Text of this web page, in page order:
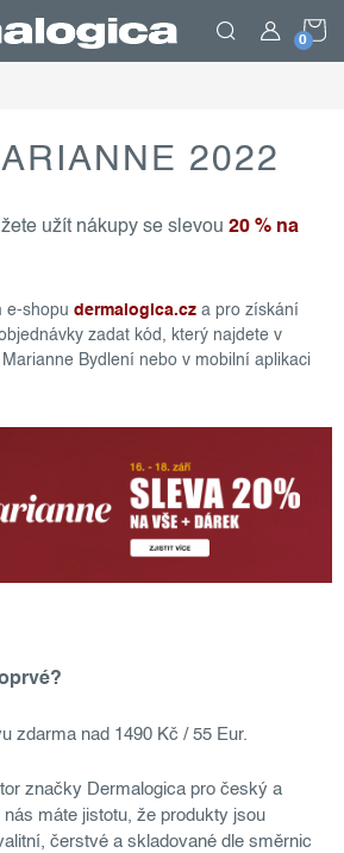
2022
užít nákupy se slevou 20 % na
e-shopu dermalogica.cz a pro získání
zadat kód, který najdete v
Bydlení nebo v mobilní aplikaci
zdarma nad 1490 Kč / 55 Eur.
značky Dermalogica pro český a
máte jistotu, že produkty jsou
čerstvé a skladované dle směrnic